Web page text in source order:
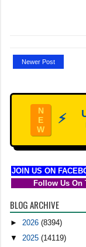
Newer Post
N
E
W
⚡
JOIN US ON
Follow Us On
BLOG ARCHIVE
►2026(8394)
▼2025(14119)